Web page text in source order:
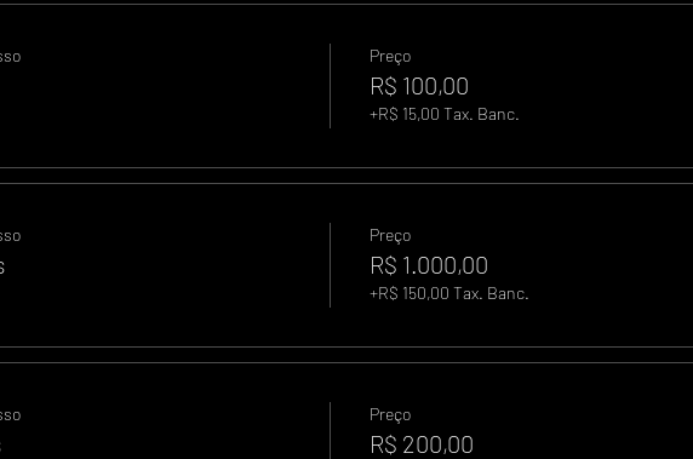
Preço
R$ 100,00
+R$ 15,00 Tax. Banc.
Preço
R$ 1.000,00
+R$ 150,00 Tax. Banc.
Preço
R$ 200,00